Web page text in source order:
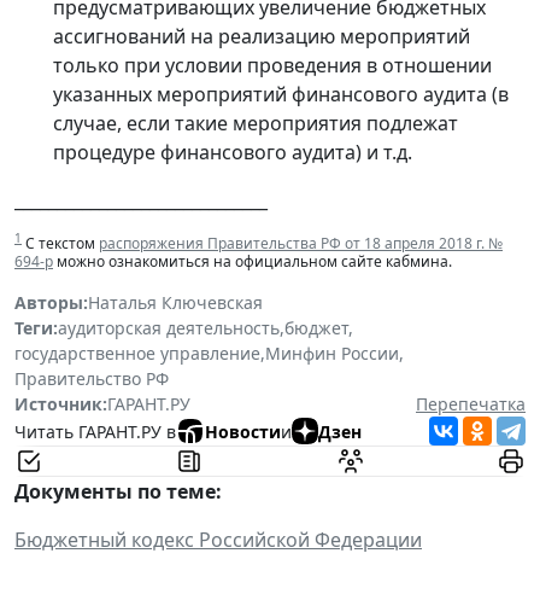
предусматривающих увеличение бюджетных
ассигнований на реализацию мероприятий
только при условии проведения в отношении
указанных мероприятий финансового аудита (в
случае, если такие мероприятия подлежат
процедуре финансового аудита) и т.д.
1 С текстом распоряжения Правительства РФ от 18 апреля 2018 г. №
694-р можно ознакомиться на официальном сайте кабмина.
Авторы:Наталья Ключевская
Теги:аудиторская деятельность,бюджет,
государственное управление,Минфин России,
Правительство РФ
Источник:ГАРАНТ.РУ
Перепечатка
Читать ГАРАНТ.РУ в
Новостии Дзен
Документы по теме:
Бюджетный кодекс Российской Федерации